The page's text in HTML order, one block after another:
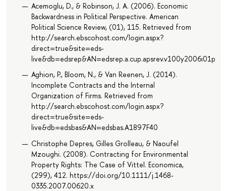
Acemoglu, D., & Robinson, J. A. (2006). Economic
Backwardness in Political Perspective. American
Political Science Review, (01), 115. Retrieved from
http://search.ebscohost.com/login.aspx?
direct=true&site=eds-
Aghion, P., Bloom, N., & Van Reenen, J. (2014).
Incomplete Contracts and the Internal
Organization of Firms. Retrieved from
http://search.ebscohost.com/login.aspx?
direct=true&site=eds-
live&db=edsbas&AN=edsbas.A1897F40
Christophe Depres, Gilles Grolleau, & Naoufel
Mzoughi. (2008). Contracting for Environmental
Property Rights: The Case of Vittel. Economica,
(299), 412. https://doi.org/10.1111/j.1468-
0335.2007.00620.x